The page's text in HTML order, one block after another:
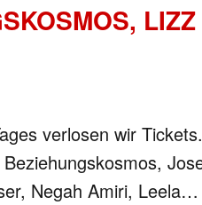
verlosen wir
Negah Amiri, Leela…